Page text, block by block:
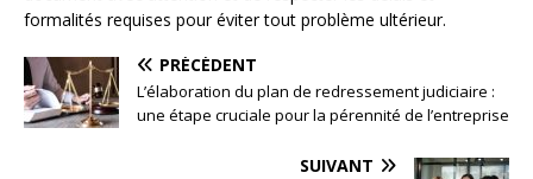
formalités requises pour éviter tout problème ultérieur.
PRÉCÉDENT
L’élaboration du plan de redressement judiciaire :
une étape cruciale pour la pérennité de l’entreprise
SUIVANT